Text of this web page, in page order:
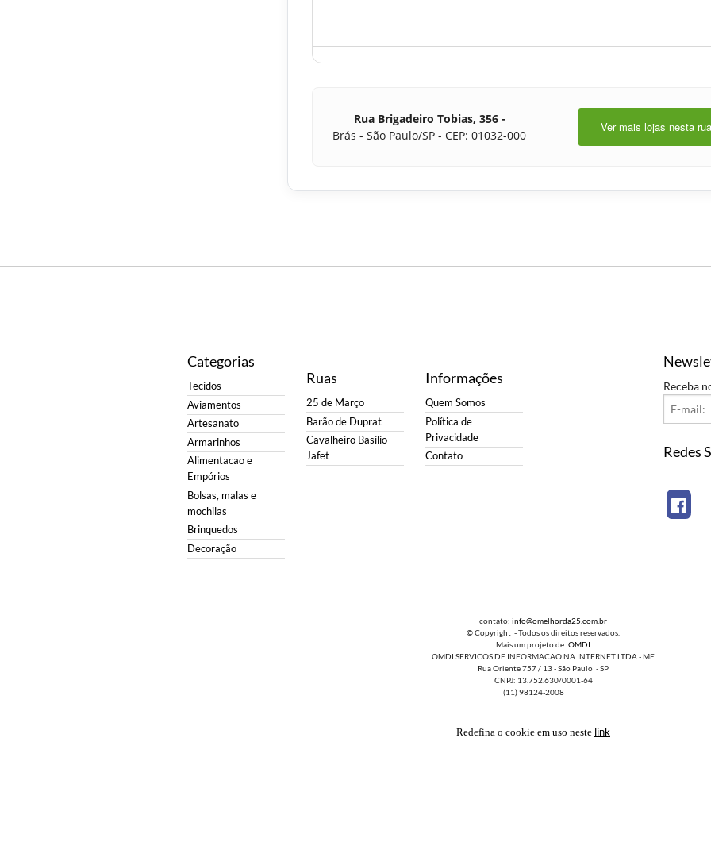
Rua Brigadeiro Tobias, 356 -
Brás - São Paulo/SP - CEP: 01032-000
Ver mais lojas nesta rua
Categorias
Tecidos
Aviamentos
Artesanato
Armarinhos
Alimentacao e
Empórios
Bolsas, malas e
mochilas
Brinquedos
Decoração
Ruas
25 de Março
Barão de Duprat
Cavalheiro Basílio
Jafet
Informações
Quem Somos
Política de
Privacidade
Contato
Receba
Redes
contato: info@omelhorda25.com.br
© Copyright - Todos os direitos reservados.
Mais um projeto de: OMDI
OMDI SERVICOS DE INFORMACAO NA INTERNET LTDA - ME
Rua Oriente 757 / 13 - São Paulo - SP
CNPJ: 13.752.630/0001-64
(11) 98124-2008
Redefina o cookie em uso neste link